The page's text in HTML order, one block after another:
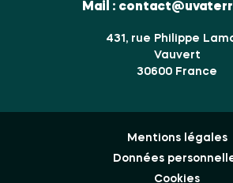
Mail :
431, rue Philippe
Vauvert
30600 France
Mentions légales
Données
Cookies